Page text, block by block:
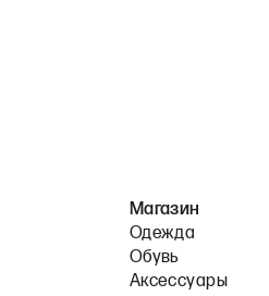
Магазин
Одежда
Обувь
Аксессуары